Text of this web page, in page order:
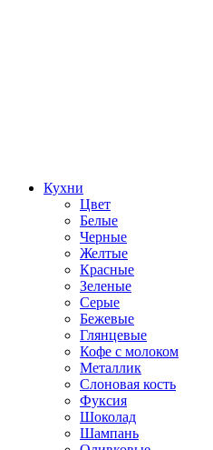
Кухни
Цвет
Белые
Черные
Желтые
Красные
Зеленые
Серые
Бежевые
Глянцевые
Кофе с молоком
Металлик
Слоновая кость
Фуксия
Шоколад
Шампань